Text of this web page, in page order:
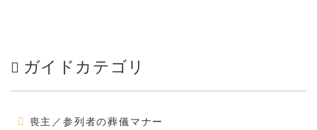
ガイドカテゴリ
喪主／参列者の葬儀マナー